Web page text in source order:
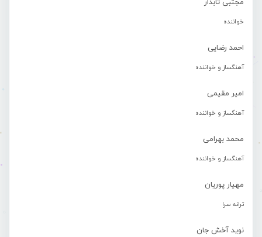
مجتبی تابدار
خواننده
احمد رضایی
آهنگساز و خواننده
امیر مقیمی
آهنگساز و خواننده
محمد بهرامی
آهنگساز و خواننده
مهیار پوریان
ترانه سرا
نوید آخش جان